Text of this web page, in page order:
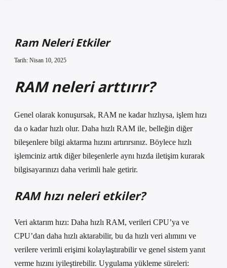
Ram Neleri Etkiler
Tarih: Nisan 10, 2025
RAM neleri arttırır?
Genel olarak konuşursak, RAM ne kadar hızlıysa, işlem hızı
da o kadar hızlı olur. Daha hızlı RAM ile, belleğin diğer
bileşenlere bilgi aktarma hızını artırırsınız. Böylece hızlı
işlemciniz artık diğer bileşenlerle aynı hızda iletişim kurarak
bilgisayarınızı daha verimli hale getirir.
RAM hızı neleri etkiler?
Veri aktarım hızı: Daha hızlı RAM, verileri CPU’ya ve
CPU’dan daha hızlı aktarabilir, bu da hızlı veri alımını ve
verilere verimli erişimi kolaylaştırabilir ve genel sistem yanıt
verme hızını iyileştirebilir. Uygulama yükleme süreleri: